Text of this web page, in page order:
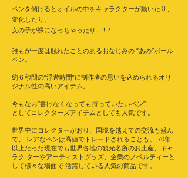
ペンを傾けるとオイルの中をキャラクターが動いたり、
変化したり、
女の子が裸になっちゃったり...！?
誰もが一度は触れたことのあるおなじみの ”あの”ボール
ペン。
約６秒間の”浮遊時間”に制作者の思いを込められるオリ
ジナル性の高いアイテム。
今もなお”書けなくなっても持っていたいペン”
としてコレクターズアイテムとしても人気です。
世界中にコレクターがおり、国境を越えての交流も盛ん
で、 レアなペンは高値でトレードされることも。 70年
以上たった現在でも世界各地の観光名所のお土産、キャ
ラク ターやアーティストグッズ、企業のノベルティーと
して様々な場面で 活躍している人気の商品です。